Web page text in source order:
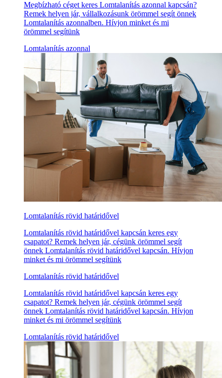
Megbízható céget keres Lomtalanítás azonnal kapcsán?
Remek helyen jár, vállalkozásunk örömmel segít önnek
Lomtalanítás azonnalben. Hívjon minket és mi
örömmel segítünk
Lomtalanítás azonnal
Lomtalanítás rövid határidővel
Lomtalanítás rövid határidővel kapcsán keres egy
csapatot? Remek helyen jár, cégünk örömmel segít
önnek Lomtalanítás rövid határidővel kapcsán. Hívjon
minket és mi örömmel segítünk
Lomtalanítás rövid határidővel
Lomtalanítás rövid határidővel kapcsán keres egy
csapatot? Remek helyen jár, cégünk örömmel segít
önnek Lomtalanítás rövid határidővel kapcsán. Hívjon
minket és mi örömmel segítünk
Lomtalanítás rövid határidővel